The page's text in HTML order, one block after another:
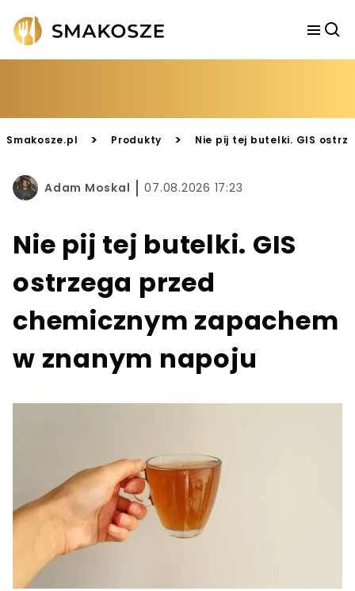
Smakosze.pl > Produkty > Nie pij tej butelki. GIS
Adam Moskal 07.08.2026 17:23
Nie pij tej butelki. GIS
ostrzega przed
chemicznym zapachem
w znanym napoju